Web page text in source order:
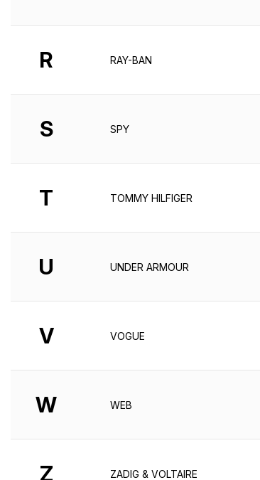
R RAY-BAN
S SPY
T TOMMY HILFIGER
U UNDER ARMOUR
V VOGUE
W WEB
Z ZADIG & VOLTAIRE